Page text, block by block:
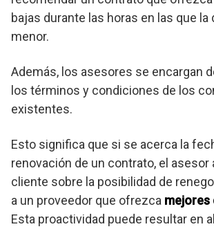
bajas durante las horas en las que la
menor.
Además, los asesores se encargan
los términos y condiciones de los
existentes.
Esto significa que si se acerca la
renovación de un contrato, el asesor
cliente sobre la posibilidad de
a un proveedor que ofrezca mejores
Esta proactividad puede resultar en